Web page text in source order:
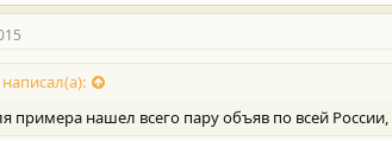
примера нашел всего пару объяв по всей России,